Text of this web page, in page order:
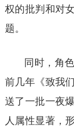
权的批判和对
题。
同时，角
前几年《致我
送了一批一夜
人属性显著，